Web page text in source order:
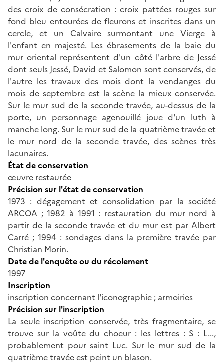
des croix de consécration : croix pattées rouges sur
fond bleu entourées de fleurons et inscrites dans un
cercle, et un Calvaire surmontant une Vierge à
l'enfant en majesté. Les ébrasements de la baie du
mur oriental représentent d'un côté l'arbre de Jessé
dont seuls Jessé, David et Salomon sont conservés, de
l'autre les travaux des mois dont la vendanges du
mois de septembre est la scène la mieux conservée.
Sur le mur sud de la seconde travée, au-dessus de la
porte, un personnage agenouillé joue d'un luth à
manche long. Sur le mur sud de la quatrième travée et
le mur nord de la seconde travée, des scènes très
lacunaires.
État de conservation
œuvre restaurée
Précision sur l'état de conservation
1973 : dégagement et consolidation par la société
ARCOA ; 1982 à 1991 : restauration du mur nord à
partir de la seconde travée et du mur est par Albert
Carré ; 1994 : sondages dans la première travée par
Christian Morin.
Date de l'enquête ou du récolement
1997
Inscription
inscription concernant l'iconographie ; armoiries
Précision sur l'inscription
La seule inscription conservée, très fragmentaire, se
trouve sur la voûte du choeur : les lettres : S : L...,
probablement pour saint Luc. Sur le mur sud de la
quatrième travée est peint un blason.